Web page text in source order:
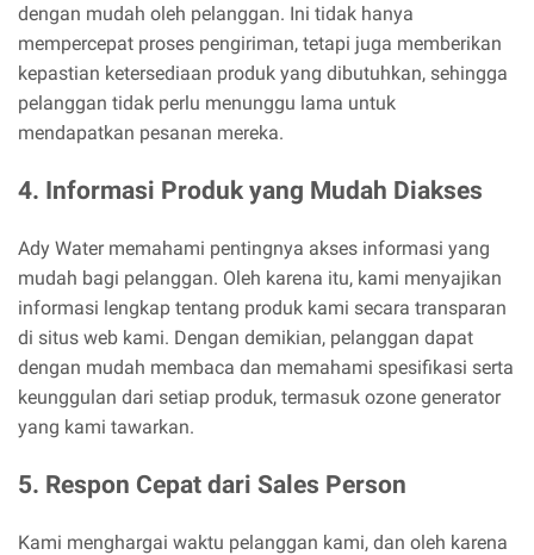
dengan mudah oleh pelanggan. Ini tidak hanya
mempercepat proses pengiriman, tetapi juga memberikan
kepastian ketersediaan produk yang dibutuhkan, sehingga
pelanggan tidak perlu menunggu lama untuk
mendapatkan pesanan mereka.
4. Informasi Produk yang Mudah Diakses
Ady Water memahami pentingnya akses informasi yang
mudah bagi pelanggan. Oleh karena itu, kami menyajikan
informasi lengkap tentang produk kami secara transparan
di situs web kami. Dengan demikian, pelanggan dapat
dengan mudah membaca dan memahami spesifikasi serta
keunggulan dari setiap produk, termasuk ozone generator
yang kami tawarkan.
5. Respon Cepat dari Sales Person
Kami menghargai waktu pelanggan kami, dan oleh karena